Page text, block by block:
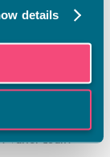
details
fyra alster som
varför Lean?